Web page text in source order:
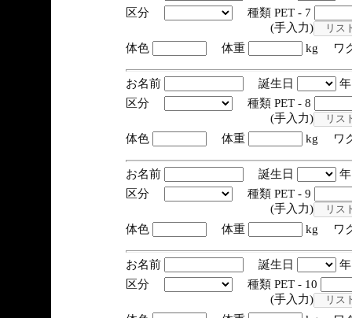
区分
種類 PET - 7
(手入力)
体色
体重 kg ワ
お名前 誕生日
区分
種類 PET - 8
(手入力)
体色
体重 kg ワ
お名前 誕生日
区分
種類 PET - 9
(手入力)
体色
体重 kg ワ
お名前 誕生日
区分
種類 PET - 10
(手入力)